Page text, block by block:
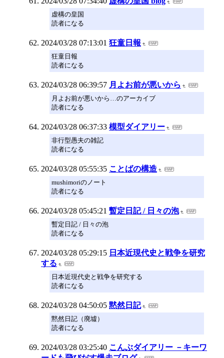
虚構の皇国
読者になる
2024/03/28 07:13:01 狂童日報
狂童日報
読者になる
2024/03/28 06:39:57 月よお前が悪いから
月よお前が悪いから…のアーカイブ
読者になる
2024/03/28 06:37:33 模型ダイアリー
非行型愚夫の雑記
読者になる
2024/03/28 05:55:35 ことばの構造
mushimoriのノート
読者になる
2024/03/28 05:45:21 暫定日記 / 日々の泡
暫定日記 / 日々の泡
読者になる
2024/03/28 05:29:15 日本近現代史と戦争を研究
する
日本近現代史と戦争を研究する
読者になる
2024/03/28 04:50:05 黙然日記
黙然日記（廃墟）
読者になる
2024/03/28 03:25:40 こんぶダイアリー －キーワ